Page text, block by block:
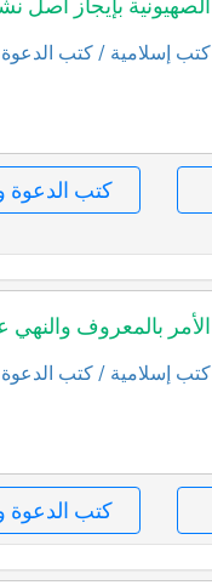
الصهيونية بإيجاز أصل
كتب إسلامية / كتب الدعوة
كتب الدعوة
الأمر بالمعروف
كتب إسلامية / كتب الدعوة
كتب الدعوة